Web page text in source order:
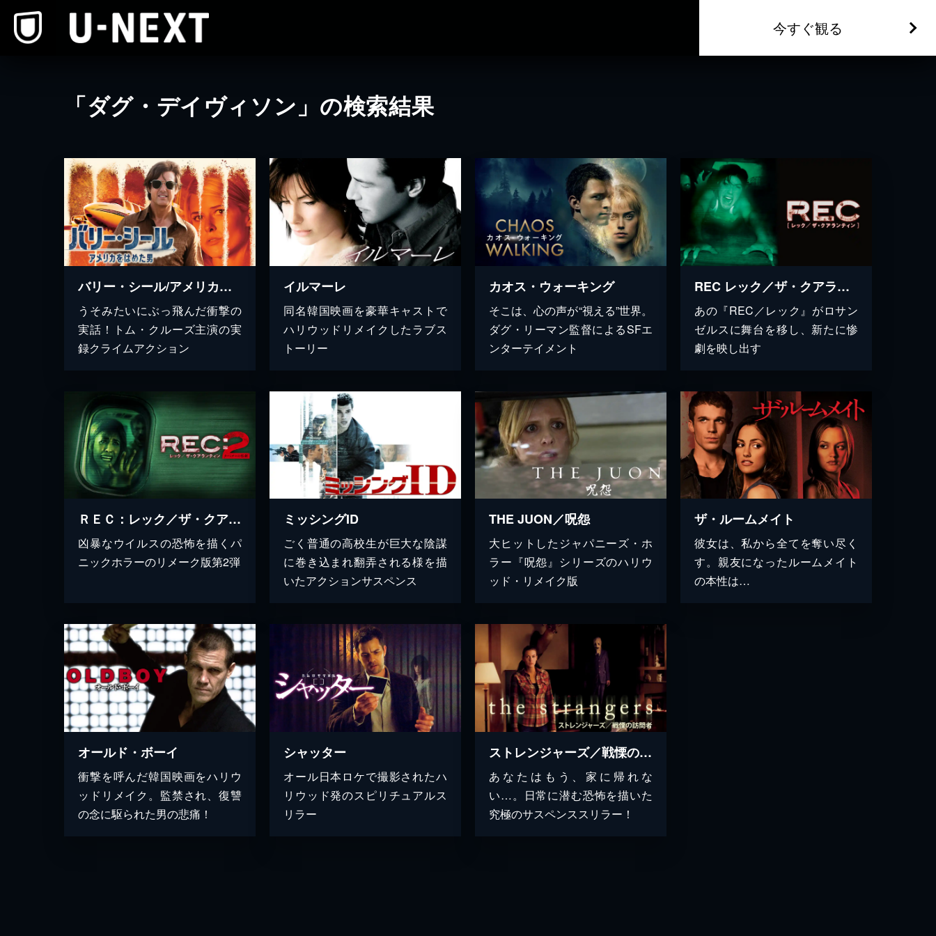
今すぐ観る
「ダグ・デイヴィソン」の検索結果
バリー・シール/アメリカをはめた男
うそみたいにぶっ飛んだ衝撃の
実話！トム・クルーズ主演の実
録クライムアクション
イルマーレ
同名韓国映画を豪華キャストで
ハリウッドリメイクしたラブス
トーリー
カオス・ウォーキング
そこは、心の声が“視える”世界。
ダグ・リーマン監督によるSFエ
ンターテイメント
REC レック／ザ・クアランティン
あの『REC／レック』がロサン
ゼルスに舞台を移し、新たに惨
劇を映し出す
ＲＥＣ：レック／ザ・クアランティン２ ターミナルの惨劇
凶暴なウイルスの恐怖を描くパ
ニックホラーのリメーク版第2弾
ミッシングID
ごく普通の高校生が巨大な陰謀
に巻き込まれ翻弄される様を描
いたアクションサスペンス
THE JUON／呪怨
大ヒットしたジャパニーズ・ホ
ラー『呪怨』シリーズのハリウ
ッド・リメイク版
ザ・ルームメイト
彼女は、私から全てを奪い尽く
す。親友になったルームメイト
の本性は…
オールド・ボーイ
衝撃を呼んだ韓国映画をハリウ
ッドリメイク。監禁され、復讐
の念に駆られた男の悲痛！
シャッター
オール日本ロケで撮影されたハ
リウッド発のスピリチュアルス
リラー
ストレンジャーズ／戦慄の訪問者
あなたはもう、家に帰れな
い…。日常に潜む恐怖を描いた
究極のサスペンススリラー！